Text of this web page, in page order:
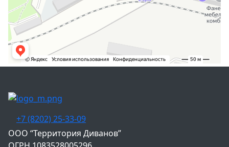
+7 (8202) 25-33-09
‌ООО “Территория Диванов”